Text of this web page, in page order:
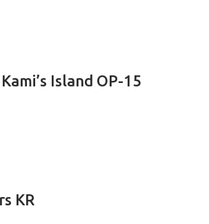
Island OP-15
KR